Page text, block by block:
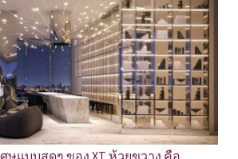
ษแบบสุดๆ ของ XT ห้วยขวาง คือ